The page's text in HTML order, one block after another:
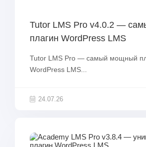
Tutor LMS Pro v4.0.2 —
плагин WordPress LMS
Tutor LMS Pro — самый мощный
WordPress LMS...
24.07.26